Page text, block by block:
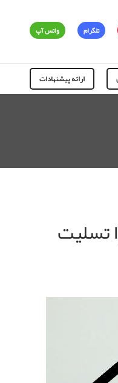
تلگرام واتس آپ
ارائه پیشنهادات
تسليت